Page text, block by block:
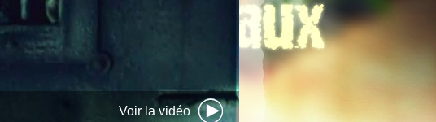
Voir la vidéo